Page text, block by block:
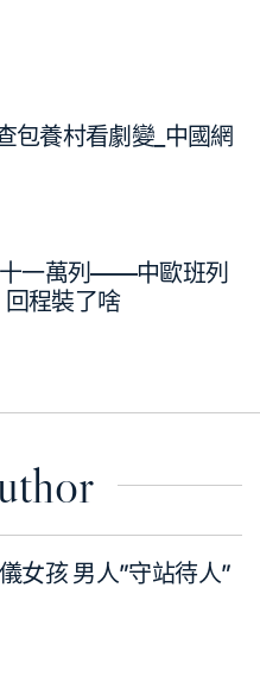
包養村看劇變_中國網
一萬列——中歐班列
回程裝了啥
女孩 男人”守站待人”